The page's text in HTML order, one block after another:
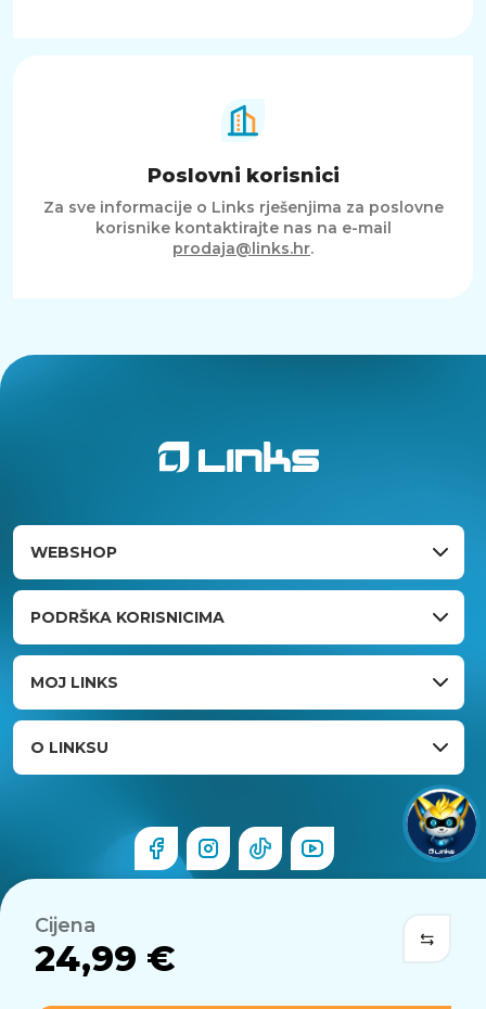
Cijena
24,99 €
Poslovni korisnici
Za sve informacije o Links rješenjima za poslovne
korisnike kontaktirajte nas na e-mail
prodaja@links.hr.
WEBSHOP
PODRŠKA KORISNICIMA
MOJ LINKS
O LINKSU